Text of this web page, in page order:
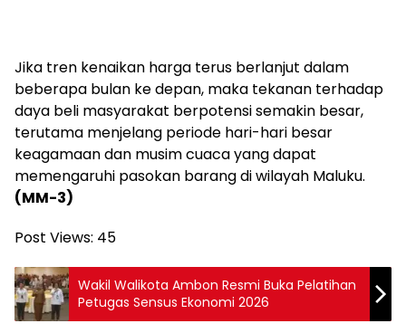
Jika tren kenaikan harga terus berlanjut dalam
beberapa bulan ke depan, maka tekanan terhadap
daya beli masyarakat berpotensi semakin besar,
terutama menjelang periode hari-hari besar
keagamaan dan musim cuaca yang dapat
memengaruhi pasokan barang di wilayah Maluku.
(MM-3)
Post Views: 45
Wakil Walikota Ambon Resmi Buka Pelatihan
Petugas Sensus Ekonomi 2026